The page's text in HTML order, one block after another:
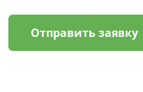
Отправить заявку